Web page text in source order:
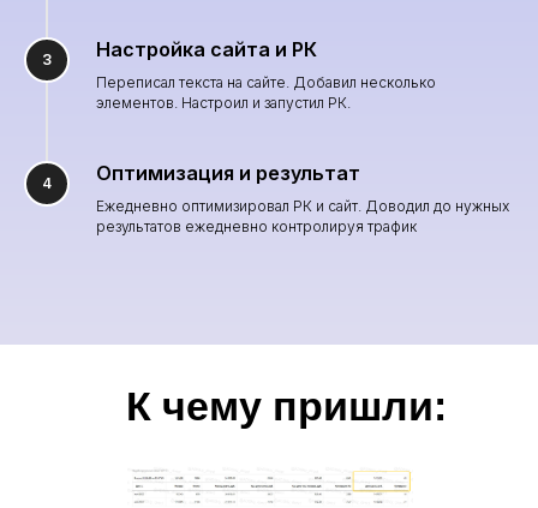
Настройка сайта и РК
Переписал текста на сайте. Добавил несколько
элементов. Настроил и запустил РК.
Оптимизация и результат
Ежедневно оптимизировал РК и сайт. Доводил до нужных
результатов ежедневно контролируя трафик
К чему пришли: